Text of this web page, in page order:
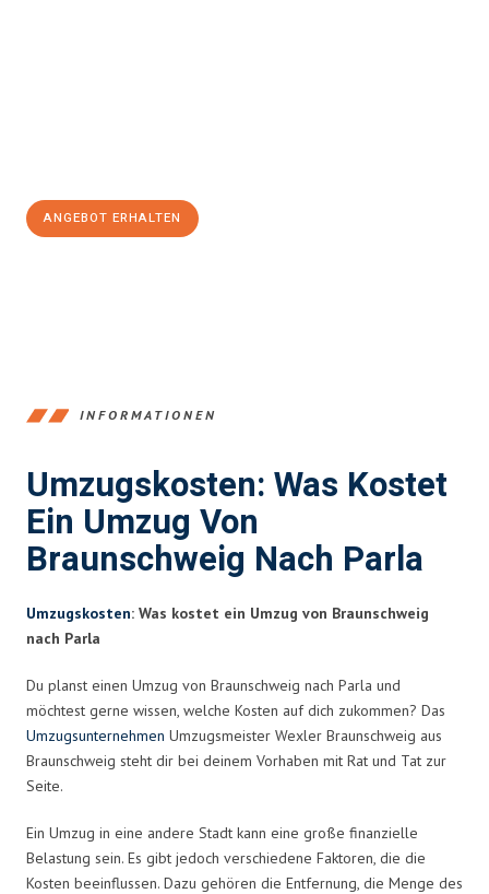
ANGEBOT ERHALTEN
INFORMATIONEN
Umzugskosten: Was Kostet
Ein Umzug Von
Braunschweig Nach Parla
Umzugskosten: Was kostet ein Umzug von Braunschweig
nach Parla
Du planst einen Umzug von Braunschweig nach Parla und
möchtest gerne wissen, welche Kosten auf dich zukommen? Das
Umzugsunternehmen Umzugsmeister Wexler Braunschweig aus
Braunschweig steht dir bei deinem Vorhaben mit Rat und Tat zur
Seite.
Ein Umzug in eine andere Stadt kann eine große finanzielle
Belastung sein. Es gibt jedoch verschiedene Faktoren, die die
Kosten beeinflussen. Dazu gehören die Entfernung, die Menge des